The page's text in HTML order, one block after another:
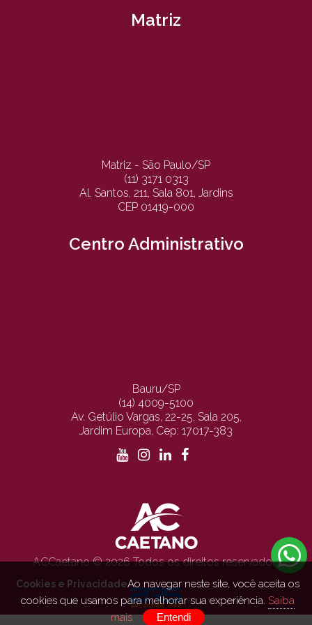
Matriz
Matriz - São Paulo/SP
(11) 3171 0313
Al. Santos, 211, Sala 801, Jardins
CEP 01419-000
Centro Administrativo
Bauru/SP
(14) 4009-5100
Av. Getúlio Vargas, 22-25, Sala 205,
Jardim Europa, Cep: 17017-383
ACCaetano © 2026 Todos os direitos reservados.
Cookies e PrivacidadeAo navegar neste site, você aceita os
cookies que usamos para melhorar sua experiência. Saiba
mais
Entendi